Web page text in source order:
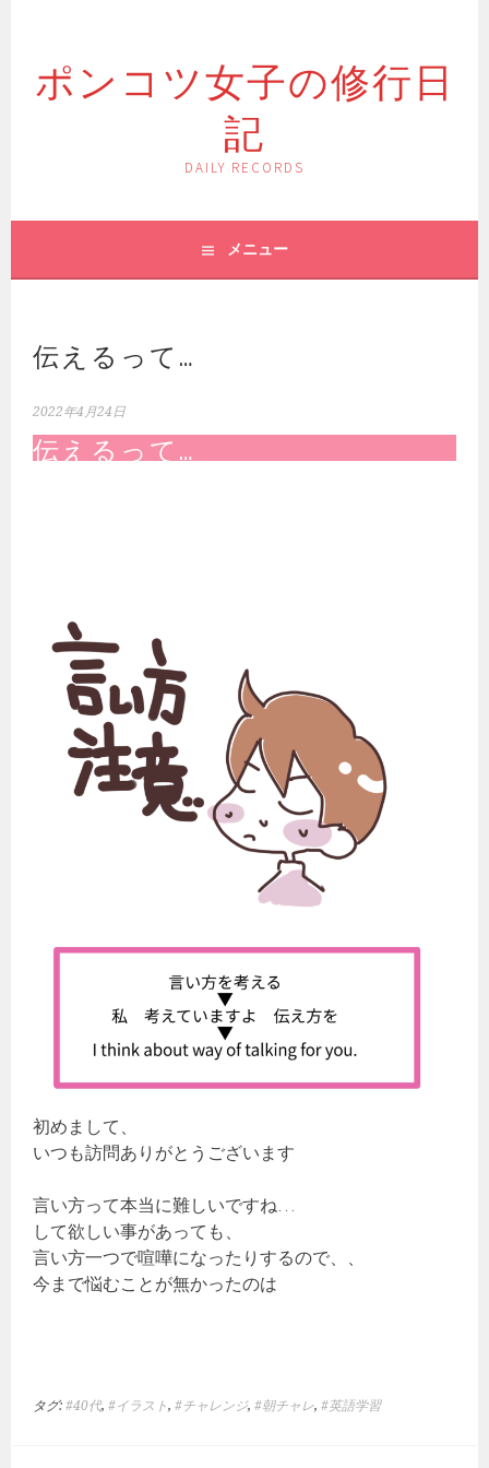
ッ
ポンコツ女子の修行日
記
DAILY RECORDS
メニュー
伝えるって…
2022年4月24日
伝えるって…
初めまして、
いつも訪問ありがとうございます
言い方って本当に難しいですね…
して欲しい事があっても、
言い方一つで喧嘩になったりするので、、
今まで悩むことが無かったのは
タグ:#40代,#イラスト,#チャレンジ,#朝チャレ,#英語学習